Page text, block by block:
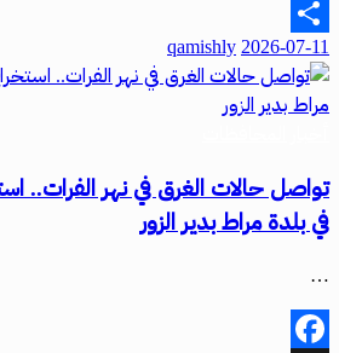
Email
Share
2026-07-11
qamishly
تواصل حالات الغرق في نهر الفرات..
في بلدة مراط بدير الزور
…